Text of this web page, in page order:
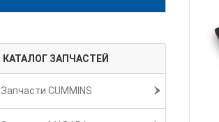
КАТАЛОГ ЗАПЧАСТЕЙ
Запчасти CUMMINS